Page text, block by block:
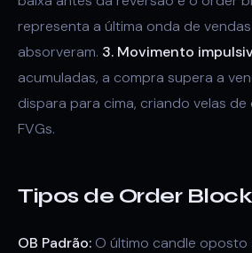
representa a última onda de
absorveram. 3. Movimento
acumuladas, a compra supera a
dispara para cima, criando velas
FVGs.
Tipos de Order
OB Padrão: O último candle